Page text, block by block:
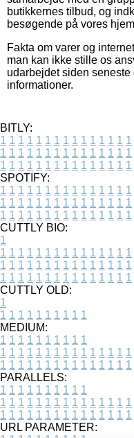
butikkernes tilbud, og
besøgende på vores
Fakta om varer og
man kan ikke stille os
udarbejdet siden
informationer.
BITLY:
1 1 1 1 1 1 1 1 1 1 1 1 1 1 1
1 1 1 1 1 1 1 1 1 1 1 1 1 1 1
1 1 1 1 1 1 1 1 1 1 1 1 1 1 1
SPOTIFY:
1 1 1 1 1 1 1 1 1 1 1 1 1 1 1
1 1 1 1 1 1 1 1 1 1 1 1 1 1 1
1 1 1 1 1 1 1 1 1 1 1 1 1 1 1
CUTTLY BIO:
1
1 1 1 1 1 1 1 1 1 1 1 1 1 1 1
1 1 1 1 1 1 1 1 1 1 1 1 1 1 1
1 1 1 1 1 1 1 1 1 1 1 1 1 1 1
CUTTLY OLD:
1
1 1 1 1 1 1 1 1 1 1
MEDIUM:
1 1 1 1 1 1 1 1 1 1
1 1 1 1 1 1 1 1 1 1 1 1 1 1 1
1 1 1 1 1 1 1 1 1 1 1 1 1 1 1
PARALLELS:
1 1 1 1 1 1 1 1 1 1
1 1 1 1 1 1 1 1 1 1 1 1 1 1 1
1 1 1 1 1 1 1 1 1 1 1 1 1 1 1
URL PARAMETER: